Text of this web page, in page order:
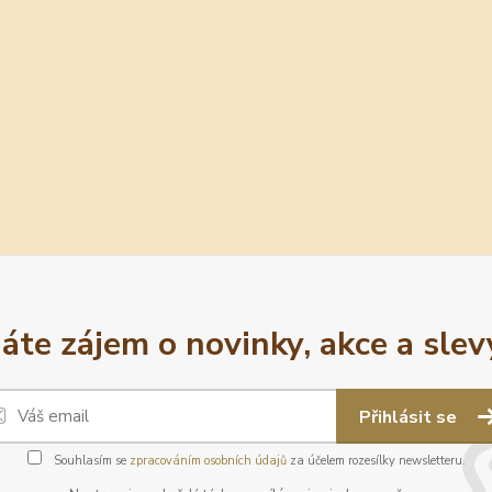
zájem o novinky, akce a
Přihlásit se
Souhlasím se zpracováním osobních údajůza účelem rozesílky newsletteru.